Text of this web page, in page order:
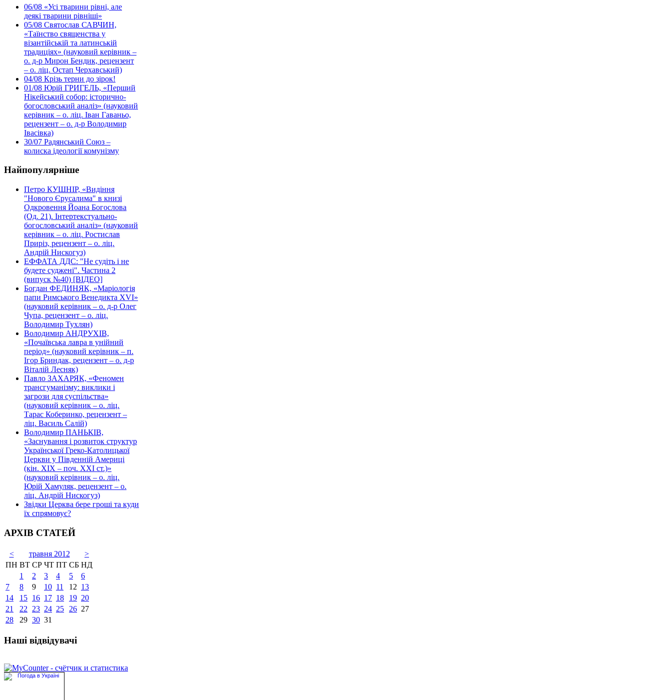
06/08 «Усі тварини рівні, але
деякі тварини рівніші»
05/08 Святослав САВЧИН,
«Таїнство священства у
візантійській та латинській
традиціях» (науковий керівник –
о. д-р Мирон Бендик, рецензент
– о. ліц. Остап Черхавський)
04/08 Крізь терни до зірок!
01/08 Юрій ГРИГЕЛЬ, «Перший
Нікейський собор: історично-
богословський аналіз» (науковий
керівник – о. ліц. Іван Гаваньо,
рецензент – о. д-р Володимир
Івасівка)
30/07 Радянський Союз –
колиска ідеології комунізму
Найпопулярніше
Петро КУШНІР, «Видіння
"Нового Єрусалима" в книзі
Одкровення Йоана Богослова
(Од. 21). Інтертекстуально-
богословський аналіз» (науковий
керівник – о. ліц. Ростислав
Приріз, рецензент – о. ліц.
Андрій Нискогуз)
ЕФФАТА ДДС: "Не судіть і не
будете суджені". Частина 2
(випуск №40) [ВІДЕО]
Богдан ФЕДИНЯК, «Маріологія
папи Римського Венедикта XVI»
(науковий керівник – о. д-р Олег
Чупа, рецензент – о. ліц.
Володимир Тухлян)
Володимир АНДРУХІВ,
«Почаївська лавра в унійний
період» (науковий керівник – п.
Ігор Бриндак, рецензент – о. д-р
Віталій Лесняк)
Павло ЗАХАРЯК, «Феномен
трансгуманізму: виклики і
загрози для суспільства»
(науковий керівник – о. ліц.
Тарас Коберинко, рецензент –
ліц. Василь Салій)
Володимир ПАНЬКІВ,
«Заснування і розвиток структур
Української Греко-Католицької
Церкви у Південній Америці
(кін. ХІХ – поч. ХХІ ст.)»
(науковий керівник – о. ліц.
Юрій Хамуляк, рецензент – о.
ліц. Андрій Нискогуз)
Звідки Церква бере гроші та куди
їх спрямовує?
АРХІВ СТАТЕЙ
< травня 2012
>
ПН ВТ СР ЧТ ПТ СБ НД
1
2 3 4 5
6
7
8 9 10 11 12 13
14
15 16 17 18 19 20
21
22 23 24 25 26 27
28
29 30 31
Наші відвідувачі